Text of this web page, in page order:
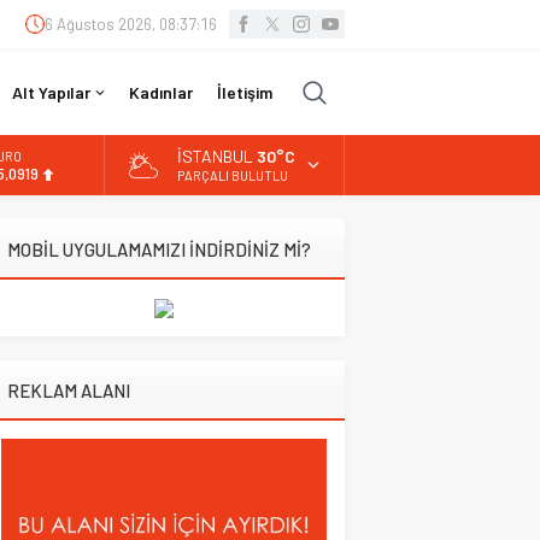
6 Ağustos 2026, 08:37:17
Alt Yapılar Kadınlar İletişim
İSTANBUL 30°C
PARÇALI BULUTLU
MOBİL UYGULAMAMIZI İNDİRDİNİZ Mİ?
REKLAM ALANI